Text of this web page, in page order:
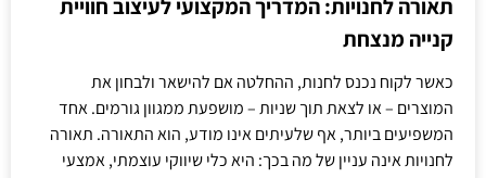
תאורה לחנויות: המדריך המקצועי לעיצוב חוויית
קנייה מנצחת
כאשר לקוח נכנס לחנות, ההחלטה אם להישאר ולבחון את
המוצרים – או לצאת תוך שניות – מושפעת ממגוון גורמים. אחד
המשפיעים ביותר, אף שלעיתים אינו מודע, הוא התאורה. תאורה
לחנויות אינה עניין של מה בכך: היא כלי שיווקי עוצמתי, אמצעי